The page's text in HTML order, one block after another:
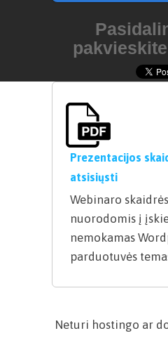
Prezentacijos
atsisiųsti
Webinaro
nuorodomis į
nemokamas
parduotuvės
Neturi hostingo ar